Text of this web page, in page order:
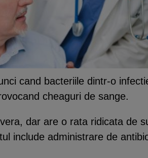
cand bacteriile dintr-o
cheaguri de sange.
dar are o rata ridicata de
include administrare de